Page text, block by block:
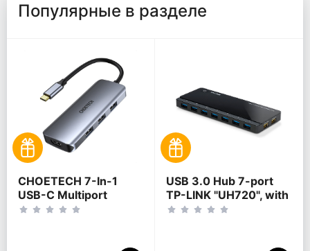
Популярные в разделе
CHOETECH 7-In-1
USB-C Multiport
Adapter, HUB-M19
USB 3.0 Hub 7-port
TP-LINK "UH720", with
2 Charging Ports,